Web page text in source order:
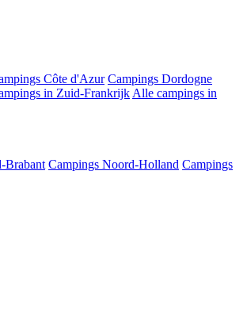
Côte d'Azur Campings Dordogne
in Zuid-Frankrijk Alle campings in
Brabant Campings Noord-Holland Campings